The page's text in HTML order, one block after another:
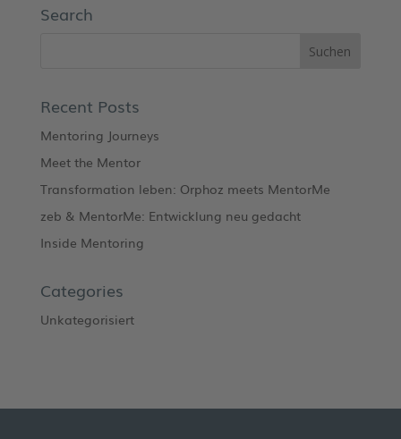
Search
Recent Posts
Mentoring Journeys
Meet the Mentor
Transformation leben: Orphoz meets MentorMe
zeb & MentorMe: Entwicklung neu gedacht
Inside Mentoring
Categories
Unkategorisiert